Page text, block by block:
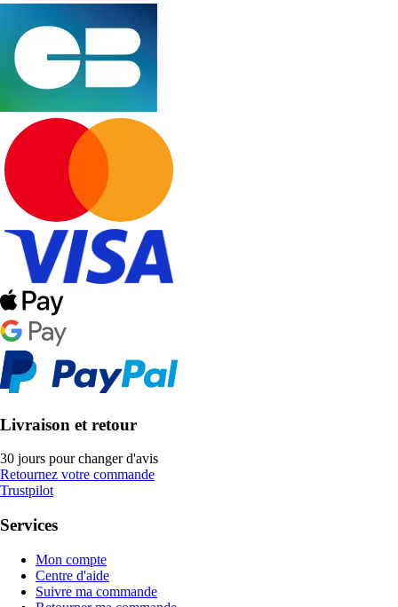
Livraison et retour
30 jours pour changer d'avis
Retournez votre commande
Trustpilot
Services
Mon compte
Centre d'aide
Suivre ma commande